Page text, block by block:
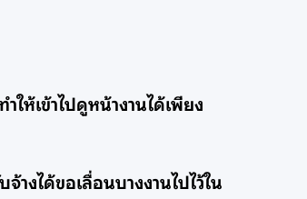
ห้เข้าไปดูหน้างานได้เพียง
างได้ขอเลื่อนบางงานไปไว้ใน